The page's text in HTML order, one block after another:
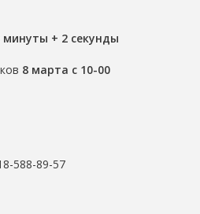
минуты + 2 секунды
8 марта с 10-00
588-89-57